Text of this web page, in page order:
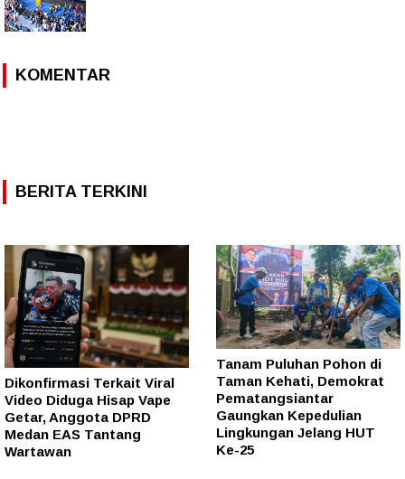
KOMENTAR
BERITA TERKINI
Dikonfirmasi Terkait Viral
Video Diduga Hisap Vape
Getar, Anggota DPRD
Medan EAS Tantang
Wartawan
Tanam Puluhan Pohon di
Taman Kehati, Demokrat
Pematangsiantar
Gaungkan Kepedulian
Lingkungan Jelang HUT
Ke-25